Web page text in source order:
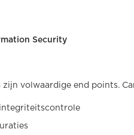
Security
volwaardige end points.